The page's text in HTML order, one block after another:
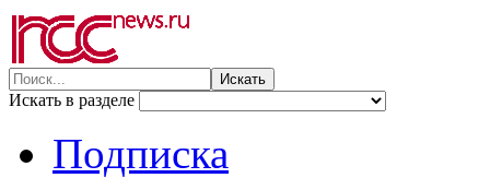
Искать в разделе
Подписка